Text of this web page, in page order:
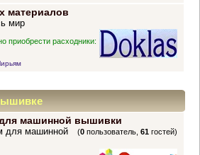
материалов
мир
приобрести расходники:
машинной вышивки
(0 пользователь,61 гостей)
для машинной